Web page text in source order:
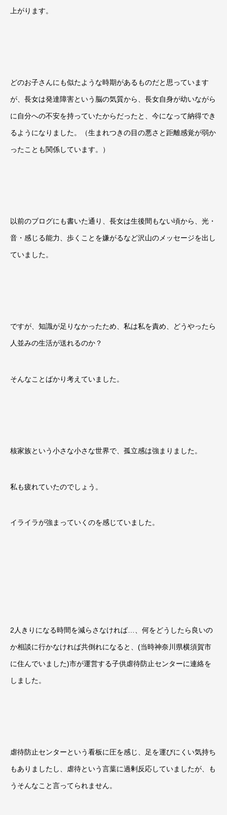
上がります。
どのお子さんにも似たような時期があるものだと思っています
が、長女は発達障害という脳の気質から、長女自身が幼いながら
に自分への不安を持っていたからだったと、今になって納得でき
るようになりました。（生まれつきの目の悪さと距離感覚が弱か
ったことも関係しています。）
以前のブログにも書いた通り、長女は生後間もない頃から、光・
音・感じる能力、歩くことを嫌がるなど沢山のメッセージを出し
ていました。
ですが、知識が足りなかったため、私は私を責め、どうやったら
人並みの生活が送れるのか？
そんなことばかり考えていました。
核家族という小さな小さな世界で、孤立感は強まりました。
私も疲れていたのでしょう。
イライラが強まっていくのを感じていました。
2 人きりになる時間を減らさなければ… 、何をどうしたら良いの
か相談に行かなければ共倒れになると、 (当時神奈川県横須賀市
に住んでいました)市が運営する子供虐待防止センターに連絡を
しました。
虐待防止センターという看板に圧を感じ、足を運びにくい気持ち
もありましたし、虐待という言葉に過剰反応していましたが、も
うそんなこと言ってられません。